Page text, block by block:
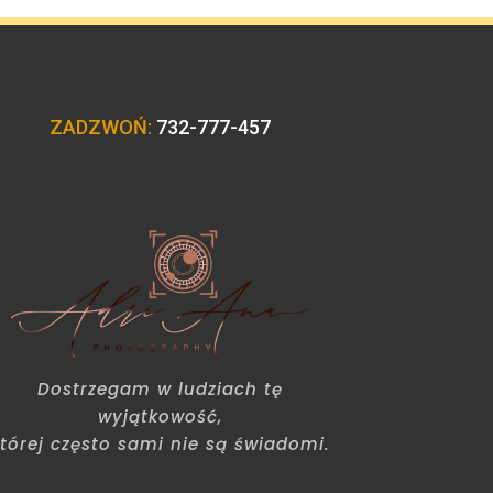
ZADZWOŃ: 732-777-457
Dostrzegam w ludziach tę
wyjątkowość,
często sami nie są świadomi.